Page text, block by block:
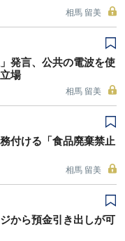
相馬 留美
発言、公共の電波を使
場
相馬 留美
付ける「食品廃棄禁止
相馬 留美
から預金引き出しが可